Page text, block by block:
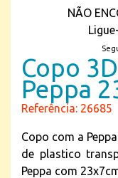
NÃO
Copo
Peppa
Referência: 26685
Copo com a
de plastico
Peppa com